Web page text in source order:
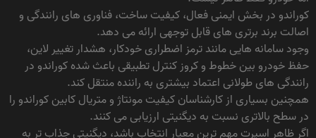
کوراندو در بخش ایمنی فعال، کیفیت ساخت، فناوری های رانندگی و
اصالت برند برتری های قابل توجهی ارائه می دهد.
وجود سامانه هایی مانند ترمز اضطراری خودکار، هشدار تغییر لاین،
حفظ خودرو بین خطوط و کروز کنترل تطبیقی باعث شده کوراندو در
رانندگی های طولانی اعتماد بیشتری به راننده منتقل کند.
همچنین بسیاری از کارشناسان کیفیت مونتاژ و متریال کابین کوراندو را
در سطح بالاتری نسبت به دیگنیتی ارزیابی می کنند.
اگر ظاهر اسپرت مهم ترین معیار انتخاب باشد، دیگنیتی جذاب تر به